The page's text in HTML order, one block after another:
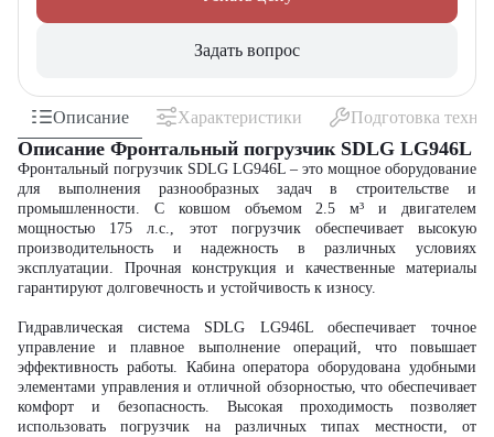
Задать вопрос
Описание Характеристики Подготовка
Описание Фронтальный погрузчик SDLG LG946L
Фронтальный погрузчик SDLG LG946L – это мощное оборудование
для выполнения разнообразных задач в строительстве и
промышленности. С ковшом объемом 2.5 м³ и двигателем
мощностью 175 л.с., этот погрузчик обеспечивает высокую
производительность и надежность в различных условиях
эксплуатации. Прочная конструкция и качественные материалы
гарантируют долговечность и устойчивость к износу.
Гидравлическая система SDLG LG946L обеспечивает точное
управление и плавное выполнение операций, что повышает
эффективность работы. Кабина оператора оборудована удобными
элементами управления и отличной обзорностью, что обеспечивает
комфорт и безопасность. Высокая проходимость позволяет
использовать погрузчик на различных типах местности, от